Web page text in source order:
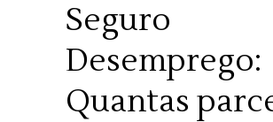
Seguro
Desemprego:
Quantas